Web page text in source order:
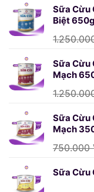
Sữa Cừu
Biệt
Sữa Cừu
Mạch
Sữa Cừu
Mạch
750.000
Sữa Cừu